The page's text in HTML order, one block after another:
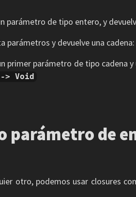
parámetro de tipo entero, y
parámetros y devuelve una cadena:
primer parámetro de tipo cadena
Void
parámetro de
otro, podemos usar closures